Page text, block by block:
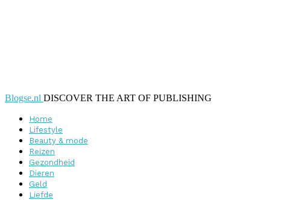
Blogse.nl DISCOVER THE ART OF PUBLISHING
Home
Lifestyle
Beauty & mode
Reizen
Gezondheid
Dieren
Geld
Liefde